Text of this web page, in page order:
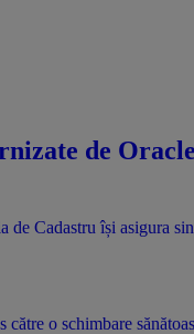
de
o schimbare